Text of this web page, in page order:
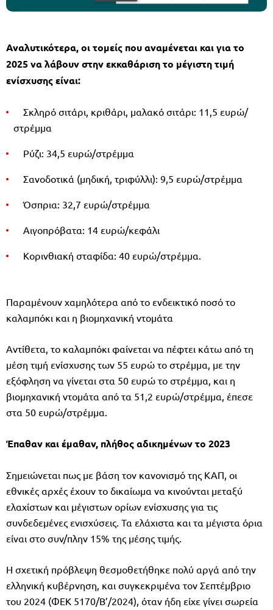
Αναλυτικότερα, οι τοµείς που αναµένεται και για το
2025 να λάβουν στην εκκαθάριση το µέγιστη τιµή
ενίσχυσης είναι:
Σκληρό σιτάρι, κριθάρι, µαλακό σιτάρι: 11,5 ευρώ/
στρέµµα
Ρύζι: 34,5 ευρώ/στρέµµα
Σανοδοτικά (µηδική, τριφύλλι): 9,5 ευρώ/στρέµµα
Όσπρια: 32,7 ευρώ/στρέµµα
Αιγοπρόβατα: 14 ευρώ/κεφάλι
Κορινθιακή σταφίδα: 40 ευρώ/στρέµµα.
Παραµένουν χαµηλότερα από το ενδεικτικό ποσό το
καλαµπόκι και η βιοµηχανική ντοµάτα
Αντίθετα, το καλαµπόκι φαίνεται να πέφτει κάτω από τη
µέση τιµή ενίσχυσης των 55 ευρώ το στρέµµα, µε την
εξόφληση να γίνεται στα 50 ευρώ το στρέµµα, και η
βιοµηχανική ντοµάτα από τα 51,2 ευρώ/στρέµµα, έπεσε
στα 50 ευρώ/στρέµµα.
Έπαθαν και έµαθαν, πλήθος αδικηµένων το 2023
Σηµειώνεται πως µε βάση τον κανονισµό της ΚΑΠ, οι
εθνικές αρχές έχουν το δικαίωµα να κινούνται µεταξύ
ελαχίστων και µέγιστων ορίων ενίσχυσης για τις
συνδεδεµένες ενισχύσεις. Τα ελάχιστα και τα µέγιστα όρια
είναι στο συν/πλην 15% της µέσης τιµής.
Η σχετική πρόβλεψη θεσµοθετήθηκε πολύ αργά από την
ελληνική κυβέρνηση, και συγκεκριµένα τον Σεπτέµβριο
του 2024 (ΦΕΚ 5170/Β’/2024), όταν ήδη είχε γίνει σωρεία